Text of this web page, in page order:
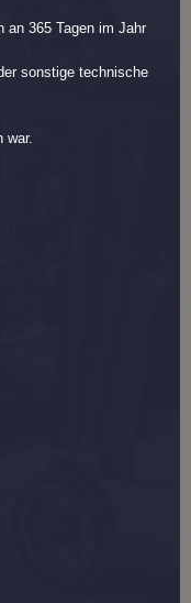
an 365 Tagen im Jahr
sonstige technische
war.